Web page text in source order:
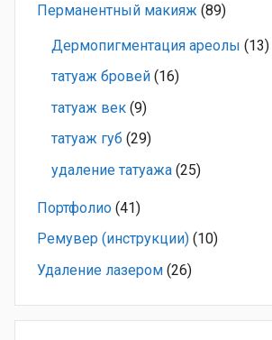
Перманентный макияж (89)
Дермопигментация ареолы (13)
татуаж бровей (16)
татуаж век (9)
татуаж губ (29)
удаление татуажа (25)
Портфолио (41)
Ремувер (инструкции) (10)
Удаление лазером (26)